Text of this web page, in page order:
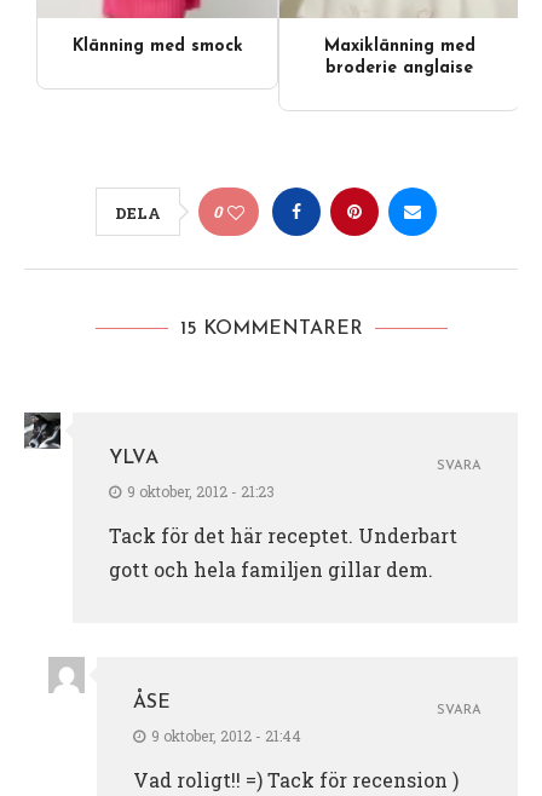
Klänning med smock
Maxiklänning med
broderie anglaise
DELA 0
15 KOMMENTARER
YLVA
9 oktober, 2012 - 21:23
Tack för det här receptet. Underbart
gott och hela familjen gillar dem.
SVARA
ÅSE
9 oktober, 2012 - 21:44
Vad roligt!! =) Tack för recension )
SVARA